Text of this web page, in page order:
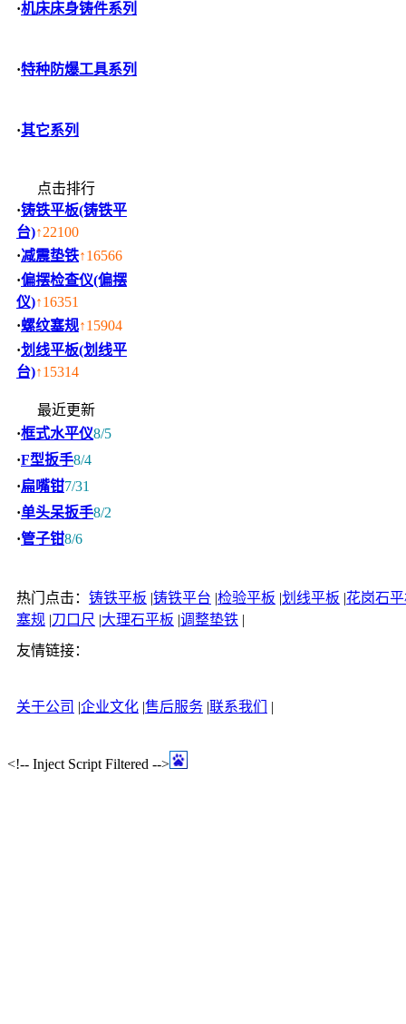
·机床床身铸件系列
·特种防爆工具系列
·其它系列
点击排行
·铸铁平板(铸铁平
台)↑22100
·减震垫铁↑16566
·偏摆检查仪(偏摆
仪)↑16351
·螺纹塞规↑15904
·划线平板(划线平
台)↑15314
最近更新
·框式水平仪8/5
·F型扳手8/4
·扁嘴钳7/31
·单头呆扳手8/2
·管子钳8/6
热门点击： 铸铁平板 |铸铁平台 |检验平板 |划线平板 |花岗石
塞规 |刀口尺 |大理石平板 |调整垫铁 |
友情链接：
关于公司 |企业文化 |售后服务 |联系我们 |
<!-- Inject Script Filtered -->